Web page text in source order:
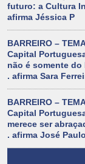
futuro: a Cultura
afirma Jéssica P
BARREIRO –
Capital
não é somente
. afirma Sara
BARREIRO –
Capital
merece ser
. afirma José